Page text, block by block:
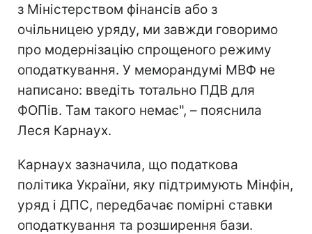
з Міністерством фінансів або з
очільницею уряду, ми завжди говоримо
про модернізацію спрощеного режиму
оподаткування. У меморандумі МВФ не
написано: введіть тотально ПДВ для
ФОПів. Там такого немає", – пояснила
Леся Карнаух.
Карнаух зазначила, що податкова
політика України, яку підтримують Мінфін,
уряд і ДПС, передбачає помірні ставки
оподаткування та розширення бази.